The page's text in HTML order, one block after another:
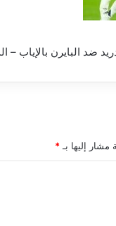
ضد البايرن بالإياب –
مشار إليها بـ *